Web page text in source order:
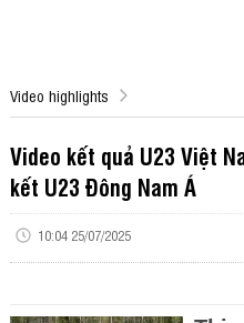
Video highlights
Video kết quả U23 Việt
kết U23 Đông Nam Á
10:04 25/07/2025